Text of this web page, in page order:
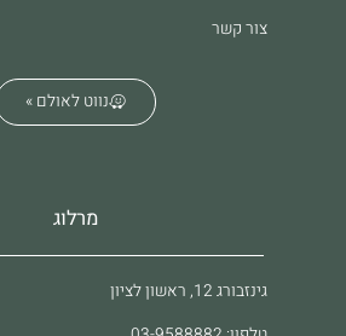
צור קשר
נווט לאולם »
מרלוג
גינזבורג 12, ראשון לציון